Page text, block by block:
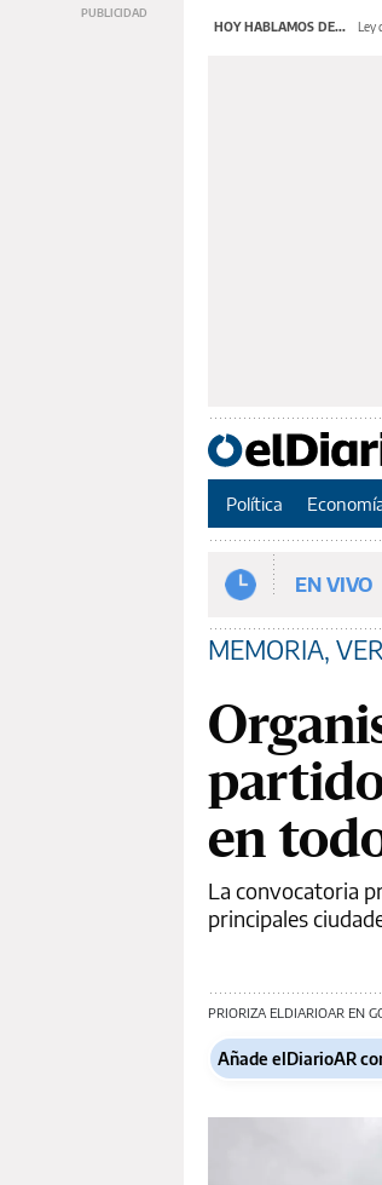
HOY HABLAMOS DE... Ley
Política
EN VIVO
MEMORIA,
en
La convocatoria
principales
PRIORIZA ELDIARIOAR EN
Añade elDiarioAR